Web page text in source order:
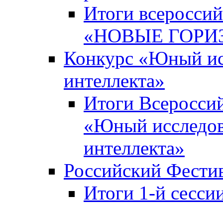
Итоги
«НОВЫЕ
Конкурс «Юный
интеллекта»
Итоги
«Юный
интеллекта»
Российский
Итоги 1-й